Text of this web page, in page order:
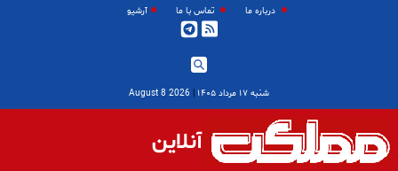
درباره ما تماس با ما آرشیو
شنبه ۱۷ مرداد ۱۴۰۵ |
2026 August 8
آنلاین